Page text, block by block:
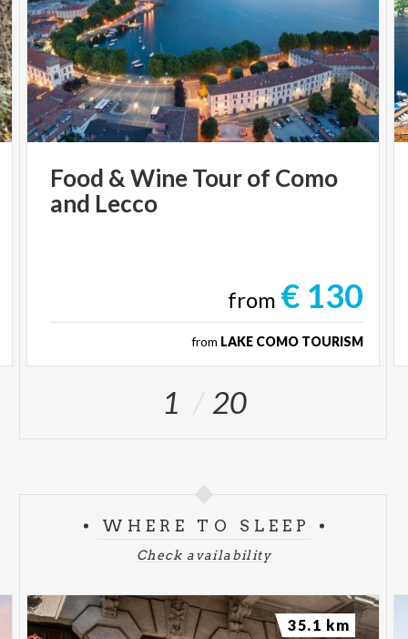
Food &WineTourof Como
and Lecco
from € 130
from LAKE COMO TOURISM
1 20
WHERE TO SLEEP
Check availability
35.1 km